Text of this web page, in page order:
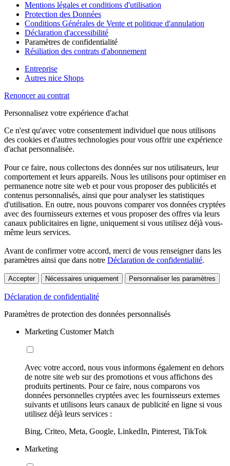
Mentions légales et conditions d'utilisation
Protection des Données
Conditions Générales de Vente et politique d'annulation
Déclaration d'accessibilité
Paramètres de confidentialité
Résiliation des contrats d'abonnement
Entreprise
Autres nice Shops
Renoncer au contrat
Personnalisez votre expérience d'achat
Ce n'est qu'avec votre consentement individuel que nous utilisons
des cookies et d'autres technologies pour vous offrir une expérience
d'achat personnalisée.
Pour ce faire, nous collectons des données sur nos utilisateurs, leur
comportement et leurs appareils. Nous les utilisons pour optimiser en
permanence notre site web et pour vous proposer des publicités et
contenus personnalisés, ainsi que pour analyser les statistiques
d'utilisation. En outre, nous pouvons comparer vos données cryptées
avec des fournisseurs externes et vous proposer des offres via leurs
canaux publicitaires en ligne, uniquement si vous utilisez déjà vous-
même leurs services.
Avant de confirmer votre accord, merci de vous renseigner dans les
paramètres ainsi que dans notre Déclaration de confidentialité.
Accepter Nécessaires uniquement Personnaliser les paramètres
Déclaration de confidentialité
Paramètres de protection des données personnalisés
Marketing Customer Match
Avec votre accord, nous vous informons également en dehors
de notre site web sur des promotions et vous affichons des
produits pertinents. Pour ce faire, nous comparons vos
données personnelles cryptées avec les fournisseurs externes
suivants et utilisons leurs canaux de publicité en ligne si vous
utilisez déjà leurs services :
Bing, Criteo, Meta, Google, LinkedIn, Pinterest, TikTok
Marketing